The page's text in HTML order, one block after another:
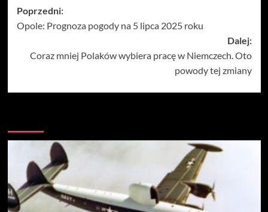
Zobacz
wpisy
Poprzedni:
Opole: Prognoza pogody na 5 lipca 2025 roku
Dalej:
Coraz mniej Polaków wybiera pracę w Niemczech. Oto
powody tej zmiany